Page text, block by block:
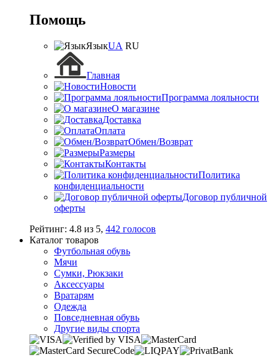
Помощь
ЯзыкUA RU
Главная
Новости
Программа лояльности
О магазине
Доставка
Оплата
Обмен/Возврат
Размеры
Контакты
Политика
конфиденциальности
Договор публичной
оферты
Рейтинг: 4.8 из 5, 442 голосов
Каталог товаров
Футбольная обувь
Мячи
Сумки, Рюкзаки
Аксессуары
Вратарям
Одежда
Повседневная обувь
Другие виды спорта